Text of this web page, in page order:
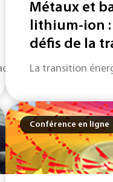
industrielle qui ne
Métaux et
lithium-ion :
défis de la
La transition
Conférence en ligne